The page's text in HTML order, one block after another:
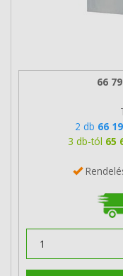
66
2 db 66
3 db-tól 65